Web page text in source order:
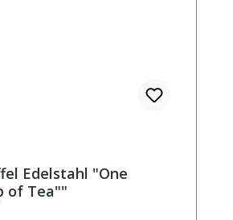
Edelstahl "One
of Tea""